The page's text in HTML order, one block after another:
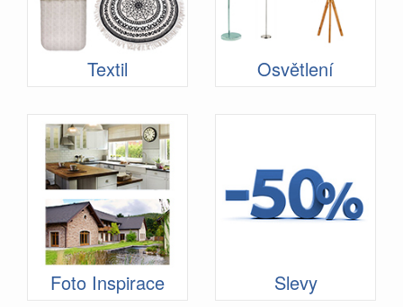
Textil Osvětlení
Foto Inspirace Slevy